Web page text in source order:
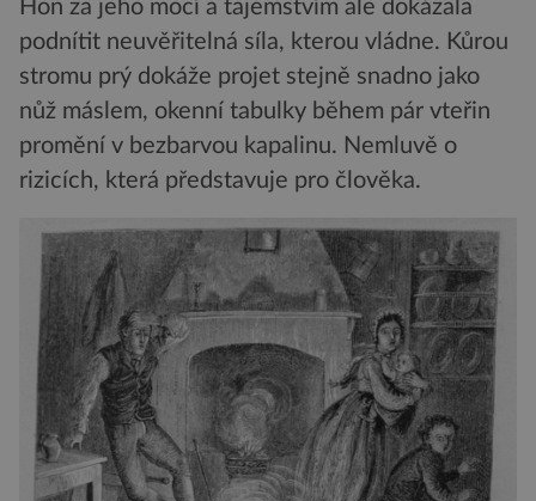
Hon za jeho mocí a tajemstvím ale dokázala
podnítit neuvěřitelná síla, kterou vládne. Kůrou
stromu prý dokáže projet stejně snadno jako
nůž máslem, okenní tabulky během pár vteřin
promění v bezbarvou kapalinu. Nemluvě o
rizicích, která představuje pro člověka.